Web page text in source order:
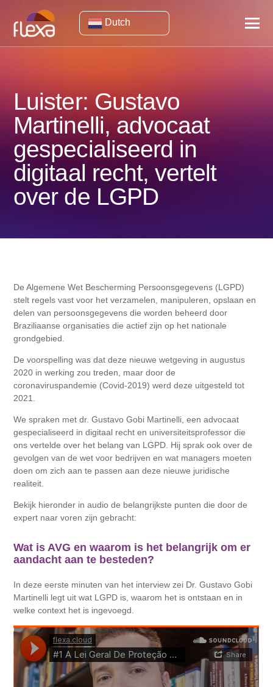
Dutch
Luister: Gustavo
Martinelli, advocaat
gespecialiseerd in
digitaal recht, vertelt
over de LGPD
De Algemene Wet Bescherming Persoonsgegevens (LGPD)
stelt regels vast voor het verzamelen, manipuleren, opslaan en
delen van persoonsgegevens die worden beheerd door
Braziliaanse organisaties die actief zijn op het nationale
grondgebied.
De voorspelling was dat deze nieuwe wetgeving in augustus
2020 in werking zou treden, maar door de
coronaviruspandemie (Covid-2019) werd deze uitgesteld tot
2021.
We spraken met dr. Gustavo Gobi Martinelli, een advocaat
gespecialiseerd in digitaal recht en universiteitsprofessor die
ons vertelde over het belang van LGPD. Hij sprak ook over de
gevolgen van de wet voor bedrijven en wat managers moeten
doen om zich aan te passen aan deze nieuwe juridische
realiteit.
Bekijk hieronder in audio de belangrijkste punten die door de
expert naar voren zijn gebracht:
Wat is AVG en waarom is het belangrijk om er
aandacht aan te besteden?
In deze eerste minuten van het interview zei Dr. Gustavo Gobi
Martinelli legt uit wat LGPD is, waarom het is ontstaan ​​en in
welke context het is ingevoegd.